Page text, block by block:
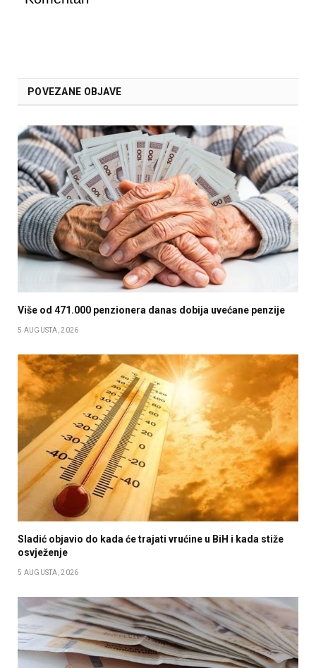
POVEZANE OBJAVE
Više od 471.000 penzionera danas dobija uvećane penzije
5 AUGUSTA, 2026
Sladić objavio do kada će trajati vrućine u BiH i kada stiže
osvježenje
5 AUGUSTA, 2026